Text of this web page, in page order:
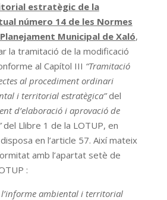
estratègic de la
número 14 de les Normes
Municipal de Xaló,
la tramitació de la modificació
al Capítol III “Tramitació
al procediment ordinari
i territorial estratègica”del
d’elaboració i aprovació de
del Llibre 1 de la LOTUP, en
en l’article 57. Així mateix
amb l’apartat setè de
:
l’informe ambiental i territorial